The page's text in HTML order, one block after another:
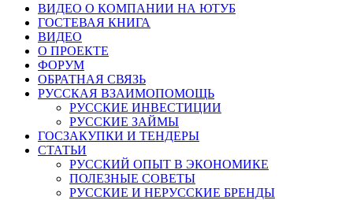
ВИДЕО О КОМПАНИИ НА ЮТУБ
ГОСТЕВАЯ КНИГА
ВИДЕО
О ПРОЕКТЕ
ФОРУМ
ОБРАТНАЯ СВЯЗЬ
РУССКАЯ ВЗАИМОПОМОЩЬ
РУССКИЕ ИНВЕСТИЦИИ
РУССКИЕ ЗАЙМЫ
ГОСЗАКУПКИ И ТЕНДЕРЫ
СТАТЬИ
РУССКИЙ ОПЫТ В ЭКОНОМИКЕ
ПОЛЕЗНЫЕ СОВЕТЫ
РУССКИЕ И НЕРУССКИЕ БРЕНДЫ